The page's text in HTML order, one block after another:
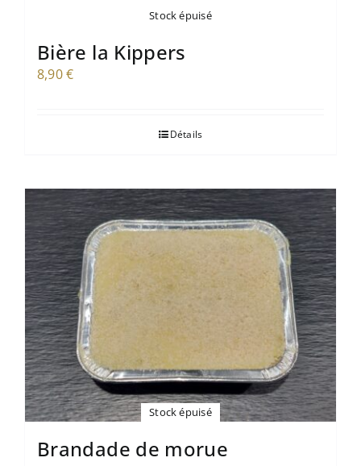
Stock épuisé
Bière la Kippers
8,90€
Détails
Stock épuisé
Brandade de morue